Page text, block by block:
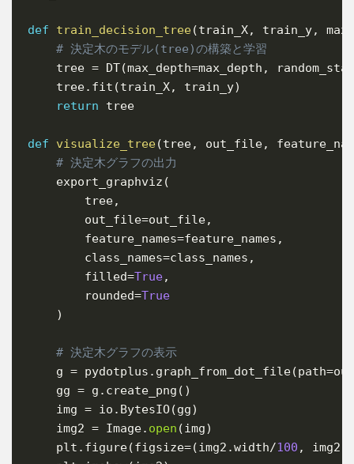
def train_decision_tree(train_X, train_y,
# 決定木のモデル(tree)の構築と学習
    tree
= DT(max_depth=max_depth ,
    tree
. fit (train_X, train_y)
return tree
def visualize_tree(tree, out_file,
# 決定木グラフの出力
    export_graphviz
(
        tree
,
        out_file
=out_file,
        feature_names
=feature_names ,
        class_names
=class_names ,
        filled
=True,
        rounded
=True
)
# 決定木グラフの表示
    g
= pydotplus . graph_from_dot_file(path=
    gg
= g . create_png ( )
    img
= io . BytesIO(gg)
    img2
= Image. open (img)
    plt
. figure(figsize=(img2 .width/100 , img2